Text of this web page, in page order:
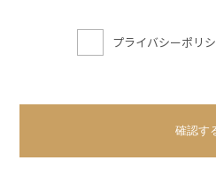
プライバシーポリ